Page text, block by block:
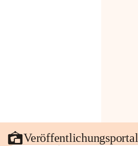
Veröffentlichungsportal